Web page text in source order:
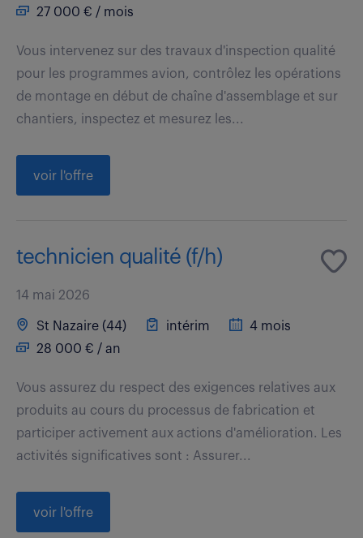
27 000 € / mois
Vous intervenez sur des travaux d'inspection qualité
pour les programmes avion, contrôlez les opérations
de montage en début de chaîne d'assemblage et sur
chantiers, inspectez et mesurez les...
voir l'offre
technicien qualité (f/h)
14 mai 2026
St Nazaire (44) intérim
4 mois
28 000 € / an
Vous assurez du respect des exigences relatives aux
produits au cours du processus de fabrication et
participer activement aux actions d'amélioration. Les
activités significatives sont : Assurer...
voir l'offre